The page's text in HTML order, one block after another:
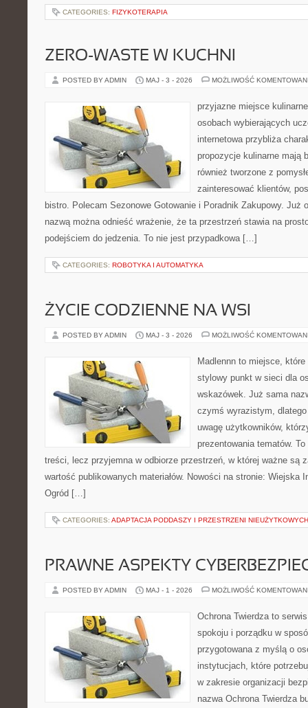
CATEGORIES: FIZYKOTERAPIA
ZERO-WASTE W KUCHNI
POSTED BY ADMIN MAJ - 3 - 2026 MOŻLIWOŚĆ
przyjazne miejsce
osobach wybierających
internetowa przybliża
propozycje kulinarne mają
również tworzone z
zainteresować klientów,
bistro. Polecam Sezonowe Gotowanie i Poradnik Zakupowy. Już
nazwą można odnieść wrażenie, że ta przestrzeń stawia na
podejściem do jedzenia. To nie jest przypadkowa […]
CATEGORIES: ROBOTYKA I AUTOMATYKA
ŻYCIE CODZIENNE NA WSI
POSTED BY ADMIN MAJ - 3 - 2026 MOŻLIWOŚĆ
Madlennn to miejsce,
stylowy punkt w sieci dla
wskazówek. Już sama
czymś wyrazistym,
uwagę użytkowników,
prezentowania tematów.
treści, lecz przyjemna w odbiorze przestrzeń, w której ważne są
wartość publikowanych materiałów. Nowości na stronie: Wiejska
Ogród […]
CATEGORIES: ADAPTACJA PODDASZY I PRZESTRZENI NIEUŻYTKOWYCH
PRAWNE ASPEKTY
POSTED BY ADMIN MAJ - 1 - 2026 MOŻLIWOŚĆ
Ochrona Twierdza to
spokoju i porządku w
przygotowana z myślą o
instytucjach, które
w zakresie organizacji
nazwa Ochrona Twierdza